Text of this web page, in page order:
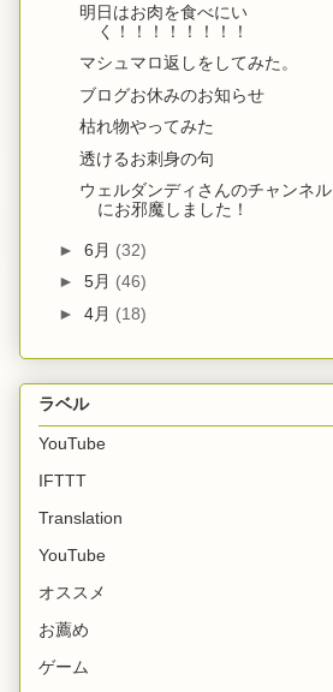
明日はお肉を食べにい
く！！！！！！！！
マシュマロ返しをしてみた。
ブログお休みのお知らせ
枯れ物やってみた
透けるお刺身の句
ウェルダンディさんのチャンネル
にお邪魔しました！
►6月 (32)
►5月 (46)
►4月 (18)
ラベル
YouTube
IFTTT
Translation
YouTube
オススメ
お薦め
ゲーム